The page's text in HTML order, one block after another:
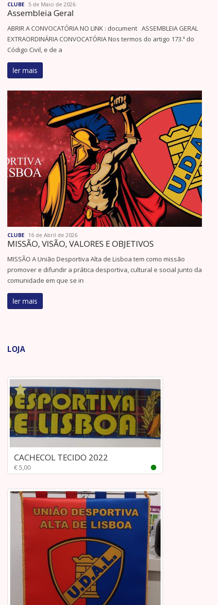
CLUBE 5 de Maio de 2026
Assembleia Geral
ABRIR A CONVOCATÓRIA NO LINK : document ASSEMBLEIA GERAL
EXTRAORDINÁRIA CONVOCATÓRIA Nos termos do artigo 173.º do
Código Civil, e de a
ler mais
CLUBE 16 de Abril de 2026
MISSÃO, VISÃO, VALORES E OBJETIVOS
MISSÃO A União Desportiva Alta de Lisboa tem como missão
promover e difundir a prática desportiva, cultural e social junto da
comunidade em que se in
ler mais
LOJA
CACHECOL TECIDO 2022
€ 5,00